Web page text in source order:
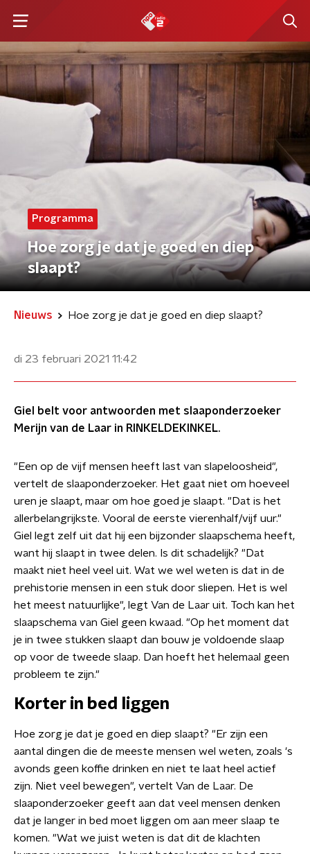
Programma
Hoe zorg je dat je goed en diep
slaapt?
Nieuws Hoe zorg je dat je goed en diep slaapt?
di 23 februari 2021 11:42
Giel belt voor antwoorden met slaaponderzoeker
Merijn van de Laar in RINKELDEKINKEL.
"Een op de vijf mensen heeft last van slapeloosheid",
vertelt de slaaponderzoeker. Het gaat niet om hoeveel
uren je slaapt, maar om hoe goed je slaapt. "Dat is het
allerbelangrijkste. Vooral de eerste vierenhalf/vijf uur."
Giel legt zelf uit dat hij een bijzonder slaapschema heeft,
want hij slaapt in twee delen. Is dit schadelijk? "Dat
maakt niet heel veel uit. Wat we wel weten is dat in de
prehistorie mensen in een stuk door sliepen. Het is wel
het meest natuurlijke", legt Van de Laar uit. Toch kan het
slaapschema van Giel geen kwaad. "Op het moment dat
je in twee stukken slaapt dan bouw je voldoende slaap
op voor de tweede slaap. Dan hoeft het helemaal geen
probleem te zijn."
Korter in bed liggen
Hoe zorg je dat je goed en diep slaapt? "Er zijn een
aantal dingen die de meeste mensen wel weten, zoals 's
avonds geen koffie drinken en niet te laat heel actief
zijn. Niet veel bewegen", vertelt Van de Laar. De
slaaponderzoeker geeft aan dat veel mensen denken
dat je langer in bed moet liggen om aan meer slaap te
komen. "Wat we juist weten is dat dit de klachten